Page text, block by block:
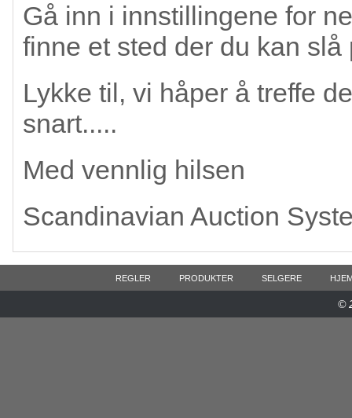
Gå inn i innstillingene for
finne et sted der du kan
Lykke til, vi håper å treffe
snart.....
Med vennlig hilsen
Scandinavian Auction
REGLER PRODUKTER SELGERE
©